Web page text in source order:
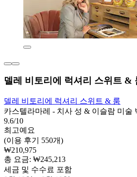
델레 비토리에 럭셔리 스위트 &
델레 비토리에 럭셔리 스위트 & 룸
카스텔라마레 - 치사 성 & 이슬람 미술
9.6/10
최고예요
(이용 후기 550개)
₩210,975
총 요금: ₩245,213
세금 및 수수료 포함